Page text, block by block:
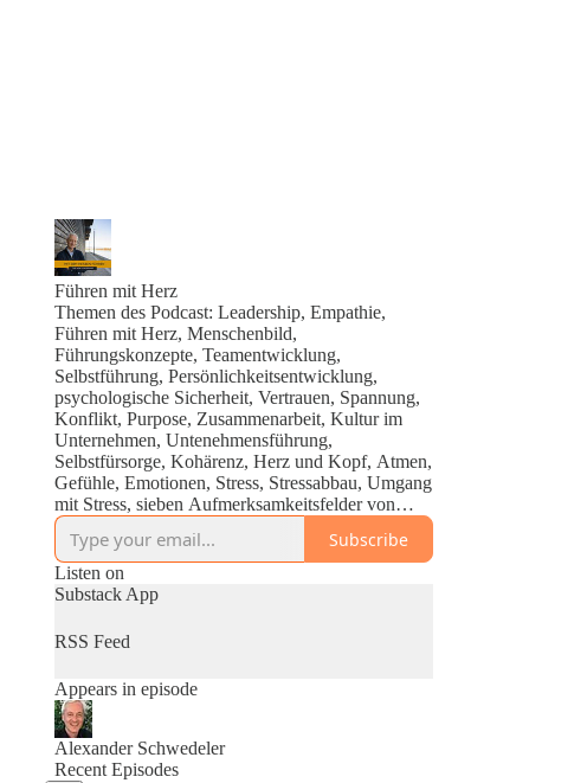
Führen mit Herz
Themen des Podcast: Leadership, Empathie,
Führen mit Herz, Menschenbild,
Führungskonzepte, Teamentwicklung,
Selbstführung, Persönlichkeitsentwicklung,
psychologische Sicherheit, Vertrauen, Spannung,
Konflikt, Purpose, Zusammenarbeit, Kultur im
Unternehmen, Untenehmensführung,
Selbstfürsorge, Kohärenz, Herz und Kopf, Atmen,
Gefühle, Emotionen, Stress, Stressabbau, Umgang
mit Stress, sieben Aufmerksamkeitsfelder von
Führung, sieben Führungsqualitäten,
Herausforderungen von Führungskräften, vertikale
und horizontale Führung, Ich-Entwicklung,
höheres Selbst, Zukunfts-Ich, New Work, Inner
Work, Transformation, Manifestieren, heartmath,
Herzintelligenz.
Subscribe
Listen on
Substack App
RSS Feed
Appears in episode
Alexander Schwedeler
Recent Episodes